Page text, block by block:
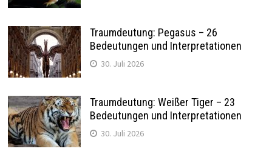
Traumdeutung: Pegasus – 26
Bedeutungen und Interpretationen
30. Juli 2026
Traumdeutung: Weißer Tiger – 23
Bedeutungen und Interpretationen
30. Juli 2026